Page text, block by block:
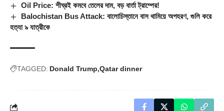
Oil Price: শীঘ্রই কমবে তেলের দাম, বড় বার্তা ট্রাম্পের!
Balochistan Bus Attack: বালোচিস্তানে বাস থামিয়ে অপহরণ, গুলি করে
হত্যা ৯ যাত্রীকে
TAGGED: Donald Trump Qatar dinner